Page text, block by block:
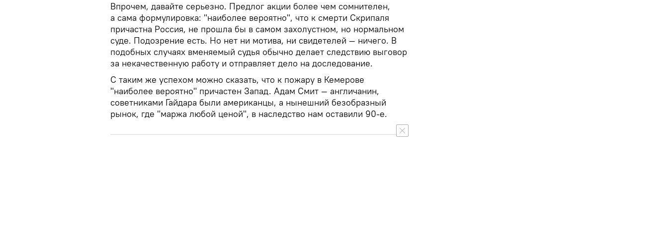
Впрочем, давайте серьезно. Предлог акции более чем сомнителен,
а сама формулировка: "наиболее вероятно", что к смерти Скрипаля
причастна Россия, не прошла бы в самом захолустном, но нормальном
суде. Подозрение есть. Но нет ни мотива, ни свидетелей — ничего. В
подобных случаях вменяемый судья обычно делает следствию выговор
за некачественную работу и отправляет дело на доследование.
С таким же успехом можно сказать, что к пожару в Кемерове
"наиболее вероятно" причастен Запад. Адам Смит — англичанин,
советниками Гайдара были американцы, а нынешний безобразный
рынок, где "маржа любой ценой", в наследство нам оставили 90-е.